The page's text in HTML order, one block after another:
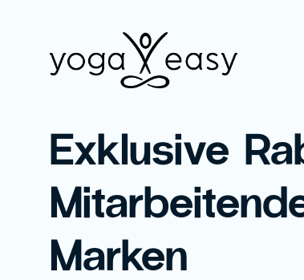
Exklusive
Marken